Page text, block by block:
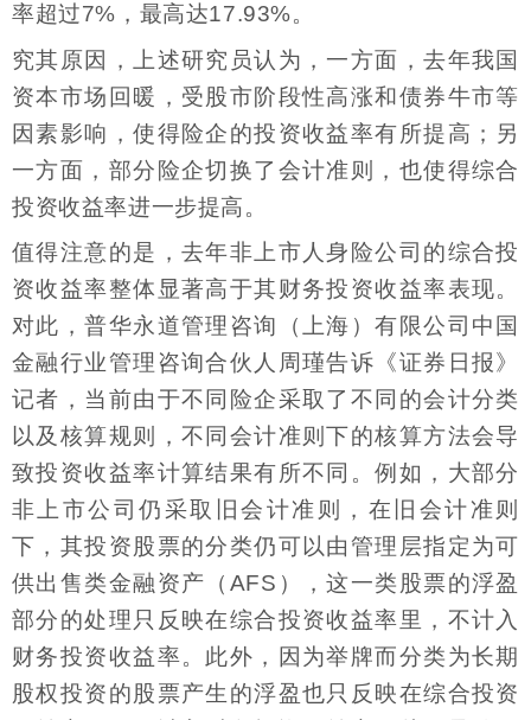
率超过7%，最高达17.93%。
究其原因，上述研究员认为，一方面，去年我国
资本市场回暖，受股市阶段性高涨和债券牛市等
因素影响，使得险企的投资收益率有所提高；另
一方面，部分险企切换了会计准则，也使得综合
投资收益率进一步提高。
值得注意的是，去年非上市人身险公司的综合投
资收益率整体显著高于其财务投资收益率表现。
对此，普华永道管理咨询（上海）有限公司中国
金融行业管理咨询合伙人周瑾告诉《证券日报》
记者，当前由于不同险企采取了不同的会计分类
以及核算规则，不同会计准则下的核算方法会导
致投资收益率计算结果有所不同。例如，大部分
非上市公司仍采取旧会计准则，在旧会计准则
下，其投资股票的分类仍可以由管理层指定为可
供出售类金融资产（AFS），这一类股票的浮盈
部分的处理只反映在综合投资收益率里，不计入
财务投资收益率。此外，因为举牌而分类为长期
股权投资的股票产生的浮盈也只反映在综合投资